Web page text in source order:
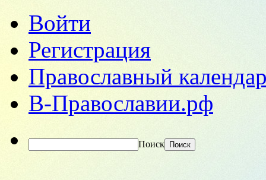
Войти
Регистрация
Православный
В-Православии.рф
Поиск